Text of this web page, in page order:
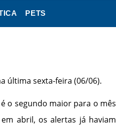
PETS
última sexta-feira (06/06).
o segundo maior para o mês
abril, os alertas já haviam